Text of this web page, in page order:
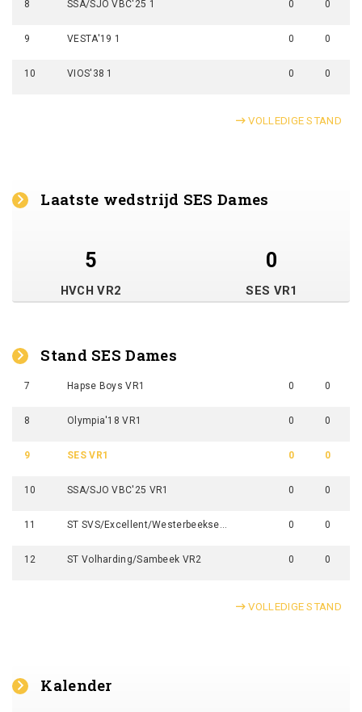
8 SSA/SJO VBC'25 1 0 0
9 VESTA'19 1 0 0
10 VIOS'38 1 0 0
VOLLEDIGE STAND
Laatste wedstrijd SES Dames
5 0
HVCH VR2 SES VR1
Stand SES Dames
7 Hapse Boys VR1 0 0
8 Olympia'18 VR1 0 0
9 SES VR1 0 0
10 SSA/SJO VBC'25 VR1 0 0
11 0 0
12 ST Volharding/Sambeek VR2 0 0
VOLLEDIGE STAND
Kalender